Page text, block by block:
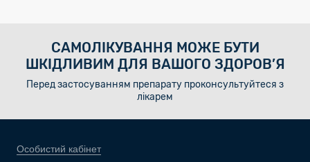
САМОЛІКУВАННЯ МОЖЕ БУТИ
ШКІДЛИВИМ ДЛЯ ВАШОГО ЗДОРОВ’Я
Перед застосуванням препарату проконсультуйтеся з
лікарем
Особистий кабінет